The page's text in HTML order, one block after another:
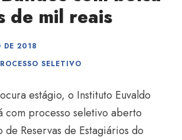
de mil reais
DE 2018
SELETIVO
estágio, o Instituto Euvaldo
com processo seletivo aberto
de Reservas de Estagiários do